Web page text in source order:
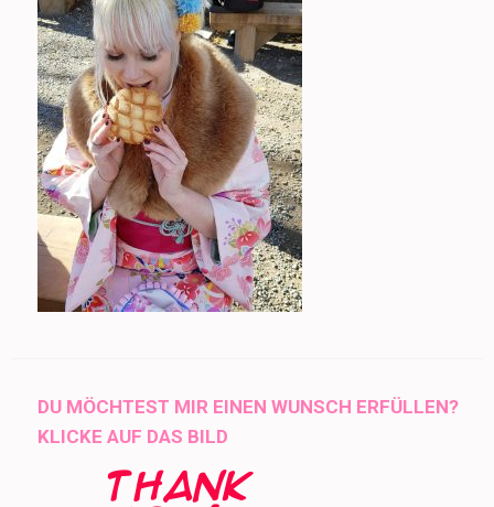
DU MÖCHTEST MIR EINEN WUNSCH ERFÜLLEN?
KLICKE AUF DAS BILD